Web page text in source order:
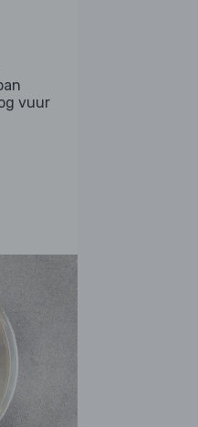
vuur